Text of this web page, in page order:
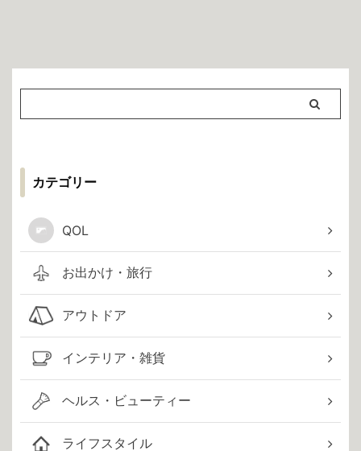
カテゴリー
QOL
お出かけ・旅行
アウトドア
インテリア・雑貨
ヘルス・ビューティー
ライフスタイル